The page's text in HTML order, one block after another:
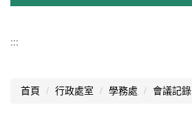
認識西松
:::
首頁 行政處室 學務處 會議記錄